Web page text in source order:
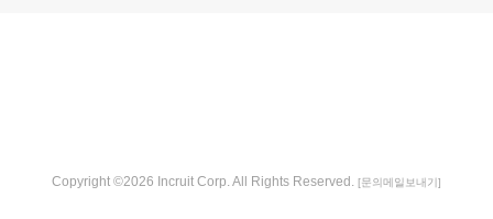
Copyright ©2026 Incruit Corp. All Rights Reserved. [문의메일보내기]